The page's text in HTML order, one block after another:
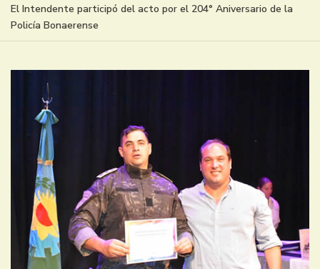
El Intendente participó del acto por el 204° Aniversario de la
Policía Bonaerense